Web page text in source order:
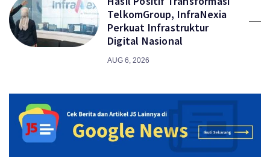
TelkomGroup, InfraNexia
Perkuat Infrastruktur
Digital Nasional
AUG 6, 2026